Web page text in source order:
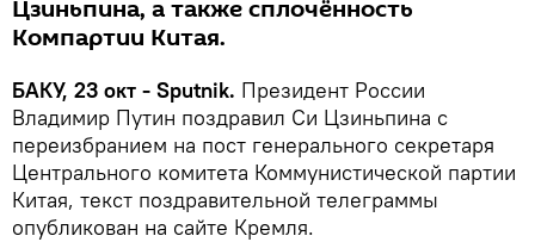
Цзиньпина, а также сплочённость
Компартии Китая.
БАКУ, 23 окт - Sputnik. Президент России
Владимир Путин поздравил Си Цзиньпина с
переизбранием на пост генерального секретаря
Центрального комитета Коммунистической партии
Китая, текст поздравительной телеграммы
опубликован на сайте Кремля.